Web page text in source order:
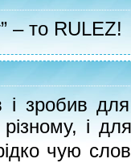
– то RULEZ!
і зробив
і
чую